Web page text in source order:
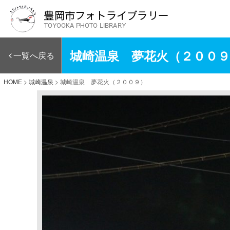
一覧へ戻る 城崎温泉 夢花火（２００
HOME > 城崎温泉 > 城崎温泉 夢花火（２００９）